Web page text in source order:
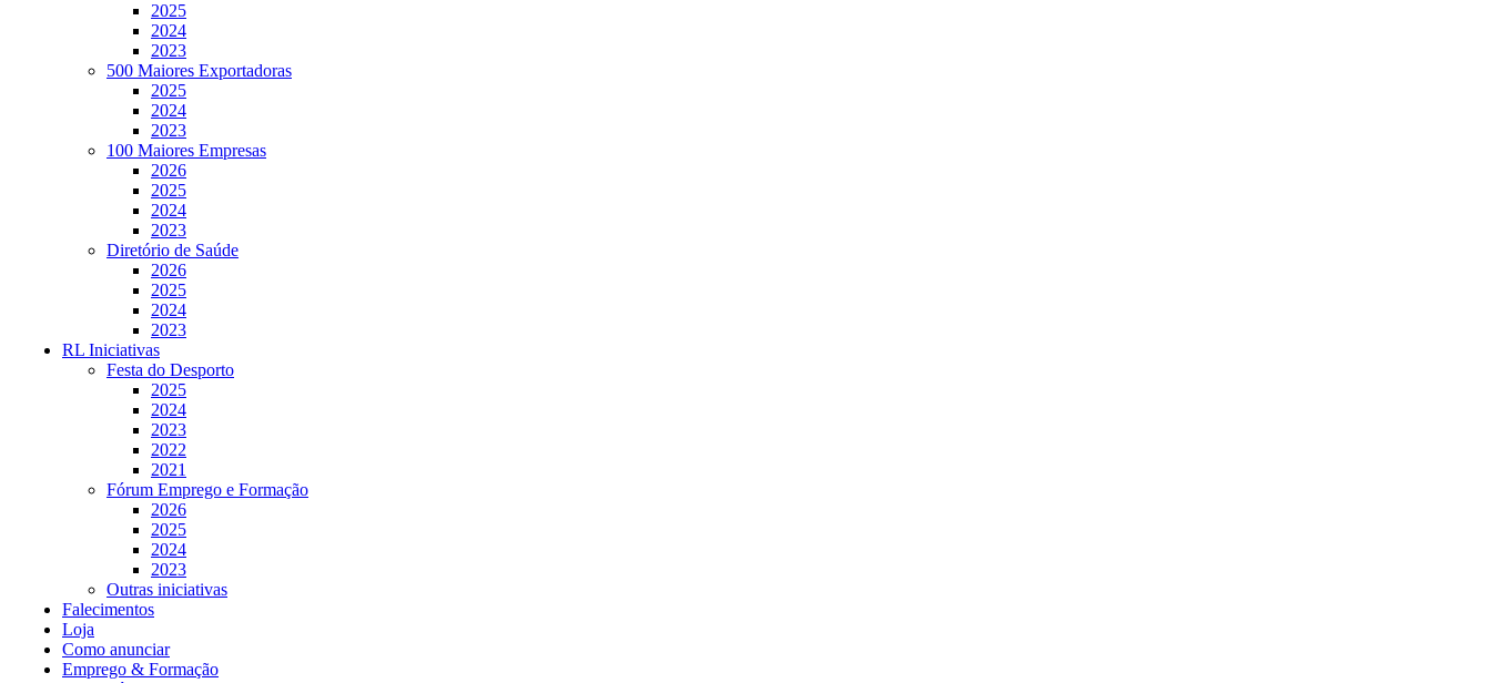
2025
2024
2023
500 Maiores Exportadoras
2025
2024
2023
100 Maiores Empresas
2026
2025
2024
2023
Diretório de Saúde
2026
2025
2024
2023
RL Iniciativas
Festa do Desporto
2025
2024
2023
2022
2021
Fórum Emprego e Formação
2026
2025
2024
2023
Outras iniciativas
Falecimentos
Loja
Como anunciar
Emprego & Formação